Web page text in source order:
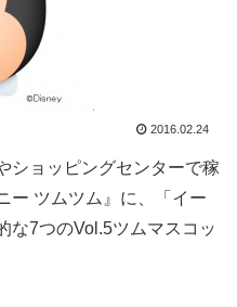
2016.02.24
ショッピングセンターで稼
ー ツムツム』に、「イー
な7つのVol.5ツムマスコッ